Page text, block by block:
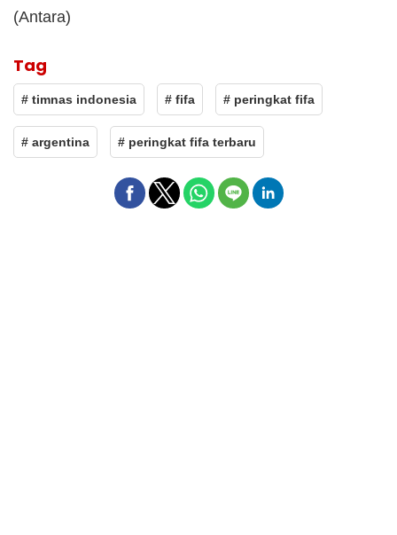
(Antara)
Tag
# timnas indonesia # fifa # peringkat fifa
# argentina # peringkat fifa terbaru